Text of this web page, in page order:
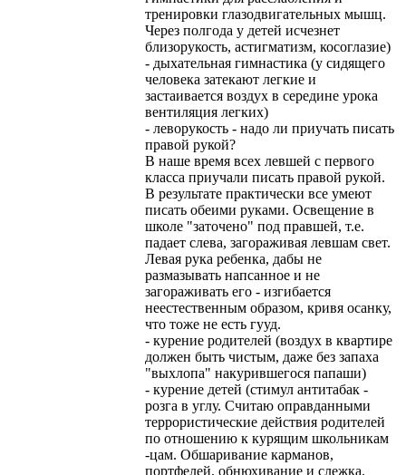
тренировки глазодвигательных мышц.
Через полгода у детей исчезнет
близорукость, астигматизм, косоглазие)
- дыхательная гимнастика (у сидящего
человека затекают легкие и
застаивается воздух в середине урока
вентиляция легких)
- леворукость - надо ли приучать писать
правой рукой?
В наше время всех левшей с первого
класса приучали писать правой рукой.
В результате практически все умеют
писать обеими руками. Освещение в
школе "заточено" под правшей, т.е.
падает слева, загораживая левшам свет.
Левая рука ребенка, дабы не
размазывать напсанное и не
загораживать его - изгибается
неестественным образом, кривя осанку,
что тоже не есть гууд.
- курение родителей (воздух в квартире
должен быть чистым, даже без запаха
"выхлопа" накурившегося папаши)
- курение детей (стимул антитабак -
розга в углу. Считаю оправданными
террористические действия родителей
по отношению к курящим школьникам
-цам. Обшаривание карманов,
портфелей, обнюхивание и слежка.